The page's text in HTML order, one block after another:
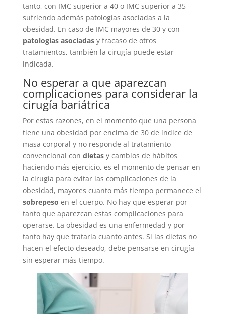
tanto, con IMC superior a 40 o IMC superior a 35
sufriendo además patologías asociadas a la
obesidad. En caso de IMC mayores de 30 y con
patologías asociadasy fracaso de otros
tratamientos, también la cirugía puede estar
indicada.
No esperar a que aparezcan
complicaciones para considerar la
cirugía bariátrica
Por estas razones, en el momento que una persona
tiene una obesidad por encima de 30 de índice de
masa corporal y no responde al tratamiento
convencional con dietasy cambios de hábitos
haciendo más ejercicio, es el momento de pensar en
la cirugía para evitar las complicaciones de la
obesidad, mayores cuanto más tiempo permanece el
sobrepeso en el cuerpo. No hay que esperar por
tanto que aparezcan estas complicaciones para
operarse. La obesidad es una enfermedad y por
tanto hay que tratarla cuanto antes. Si las dietas no
hacen el efecto deseado, debe pensarse en cirugía
sin esperar más tiempo.